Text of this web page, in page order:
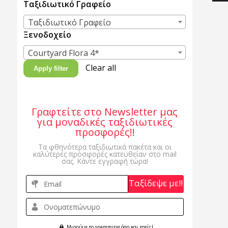
Ταξιδιωτικό Γραφείο
Ταξιδιωτικό Γραφείο
Ξενοδοχείο
Courtyard Flora 4*
Apply filter Clear all
Γραφτείτε στο Newsletter μας
για μοναδικές ταξιδιωτικές
προσφορές!!
Τα φθηνότερα ταξιδιωτικά πακέτα και οι
καλύτερες προσφορές κατευθείαν στο mail
σας. Κάντε εγγραφή τώρα!
Email
Ονοματεπώνυμο